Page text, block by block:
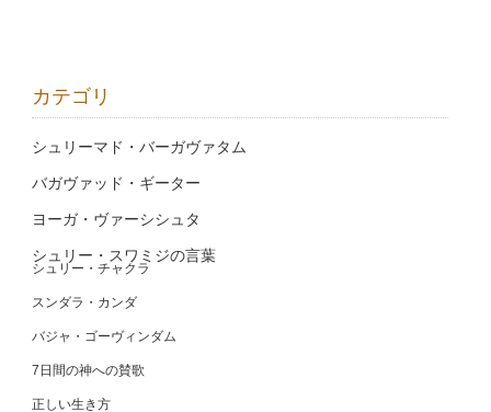
カテゴリ
シュリーマド・バーガヴァタム
バガヴァッド・ギーター
ヨーガ・ヴァーシシュタ
シュリー・スワミジの言葉
シュリー・チャクラ
スンダラ・カンダ
バジャ・ゴーヴィンダム
7日間の神への賛歌
正しい生き方